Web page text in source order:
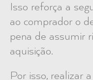
Isso reforça a
ao comprador o
pena de assumir
aquisição.
Por isso, realizar